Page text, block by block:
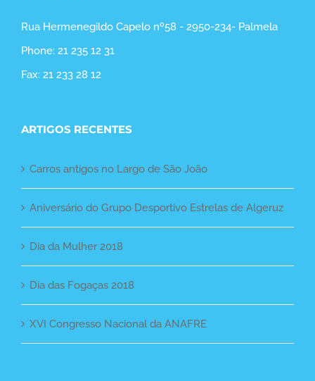
Rua Hermenegildo Capelo nº58 - 2950-234- Palmela
Phone: 21 235 12 31
Fax: 21 233 28 12
ARTIGOS RECENTES
Carros antigos no Largo de São João
Aniversário do Grupo Desportivo Estrelas de Algeruz
Dia da Mulher 2018
Dia das Fogaças 2018
XVI Congresso Nacional da ANAFRE